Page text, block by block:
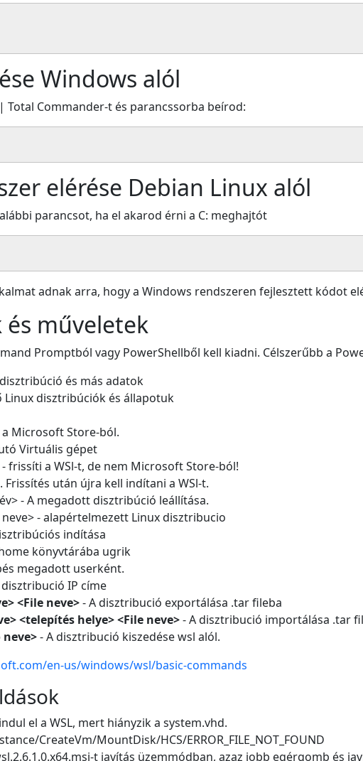
Windows alól
Commander-t és parancssorba beírod:
elérése Debian Linux alól
parancsot, ha el akarod érni a C: meghajtót
adnak arra, hogy a Windows rendszeren fejlesztett kódot
és műveletek
Promptból vagy PowerShellből kell kiadni. Célszerűbb a
és más adatok
Linux disztribúciók és állapotuk
a Microsoft Store-ból.
Virtuális gépet
- frissíti a WSl-t, de nem Microsoft Store-ból!
Frissítés után újra kell indítani a WSl-t.
- A megadott disztribúció leállítása.
- alapértelmezett Linux disztribucio
indítása
könyvtárába ugrik
megadott userként.
IP címe
<File neve>- A disztribució exportálása .tar fileba
<telepítés helye> <File neve>- A disztribució importálása .tar
- A disztribució kiszedése wsl alól.
en-us/windows/wsl/basic-commands
el a WSL, mert hiányzik a system.vhd.
CreateVm/MountDisk/HCS/ERROR_FILE_NOT_FOUND
t javítás üzemmódban, azaz jobb egérgomb és